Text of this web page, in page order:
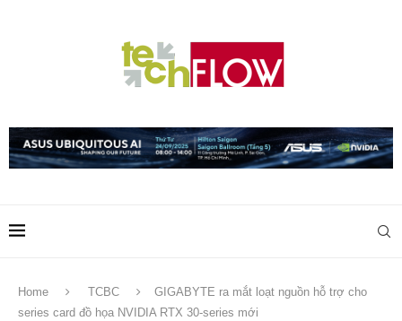
Home TCBC
GIGABYTE ra mắt loạt nguồn hỗ trợ cho
series card đồ họa NVIDIA RTX 30-series mới